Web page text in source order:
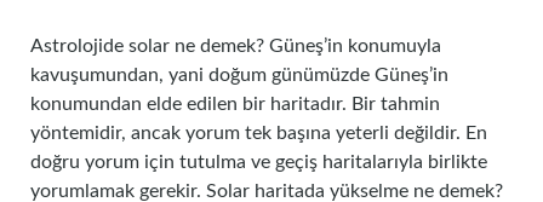
Astrolojide solar ne demek? Güneş’in konumuyla
kavuşumundan, yani doğum günümüzde Güneş’in
konumundan elde edilen bir haritadır. Bir tahmin
yöntemidir, ancak yorum tek başına yeterli değildir. En
doğru yorum için tutulma ve geçiş haritalarıyla birlikte
yorumlamak gerekir. Solar haritada yükselme ne demek?